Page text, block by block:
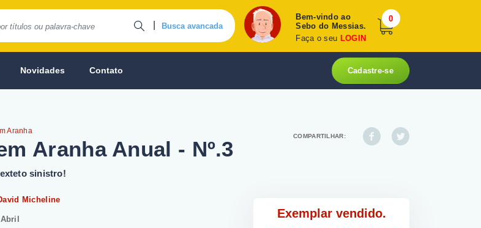
Busca avancada
Bem-vindo ao
Sebo do Messias.
Faça o seu LOGIN
0
Novidades Contato Cadastre-se
Aranha
Aranha Anual - Nº.3
sinistro!
Micheline
Abril
COMPARTILHAR:
Exemplar vendido.